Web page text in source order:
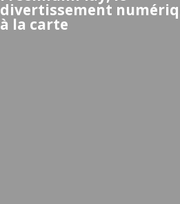
divertissement
à la carte